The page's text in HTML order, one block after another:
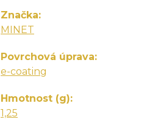
Značka
MINET
Povrchová úprava
e-coating
Hmotnost (g)
1,25